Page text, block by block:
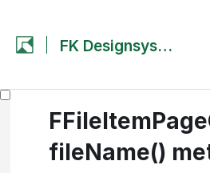
FK Designsystem
fileName()